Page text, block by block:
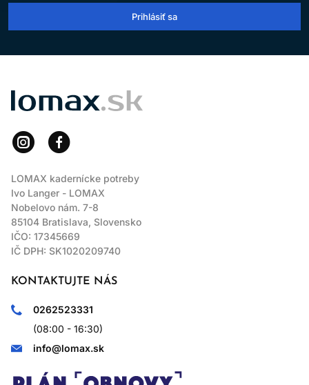
Prihlásiť sa
LOMAX
LOMAX kadernícke potreby
Ivo Langer - LOMAX
Nobelovo nám. 7-8
85104 Bratislava, Slovensko
IČO: 17345669
IČ DPH: SK1020209740
KONTAKTUJTE NÁS
0262523331
(08:00 - 16:30)
info@lomax.sk